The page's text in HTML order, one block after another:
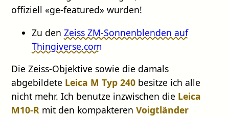
offiziell «ge-featured» wurden!
Zu denZeiss ZM-Sonnenblenden auf
Thingiverse.com
Die Zeiss-Objektive sowie die damals
abgebildete Leica M Typ 240 besitze ich alle
nicht mehr. Ich benutze inzwischen die Leica
M10-R mit den kompakterenVoigtländer